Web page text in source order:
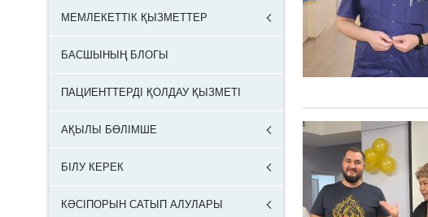
МЕМЛЕКЕТТІК ҚЫЗМЕТТЕР
БАСШЫНЫҢ БЛОГЫ
ПАЦИЕНТТЕРДІ ҚОЛДАУ ҚЫЗМЕТІ
АҚЫЛЫ БӨЛІМШЕ
БІЛУ КЕРЕК
КӘСІПОРЫН САТЫП АЛУЛАРЫ